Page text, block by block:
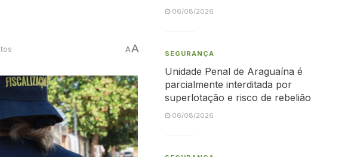
AA
06/08/2026
SEGURANÇA
Unidade Penal de Araguaína é
parcialmente interditada por
superlotação e risco de rebelião
06/08/2026